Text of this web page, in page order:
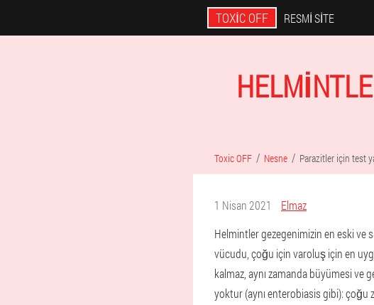
TOXIC OFF RESMI SITE
Toxic OFF Nesne Parazitler için test
1 Nisan 2021
Elmaz
Helmintler gezegenimizin en eski ve
vücudu, çoğu için varoluş için en
kalmaz, aynı zamanda büyümesi ve
yoktur (aynı enterobiasis gibi): çoğu